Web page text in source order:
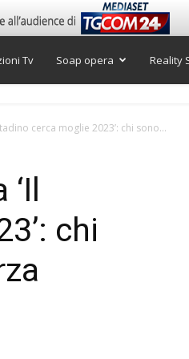
Tv Soap opera Reality
cerca moglie 2023’: chi sono...
chi